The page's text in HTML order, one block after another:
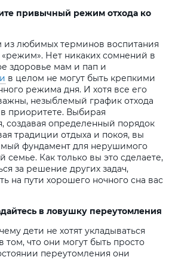
привычный режим отхода ко
любимых терминов воспитания
Нет никаких сомнений в
здоровье мам и пап и
в целом не могут быть крепкими
режима дня. И хотя все его
незыблемый график отхода
в приоритете. Выбирая
создавая определенный порядок
традиции отдыха и покоя, вы
фундамент для нерушимого
Как только вы это сделаете,
за решение других задач,
на пути хорошего ночного сна вас
в ловушку переутомления
дети не хотят укладываться
том, что они могут быть просто
переутомления они